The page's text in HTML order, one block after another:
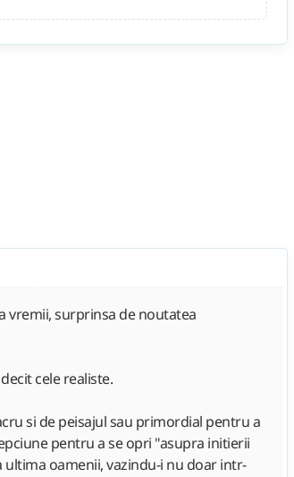
vremii, surprinsa de noutatea
cele realiste.
si de peisajul sau primordial pentru a
pentru a se opri "asupra initierii
ultima oamenii, vazindu-i nu doar intr-